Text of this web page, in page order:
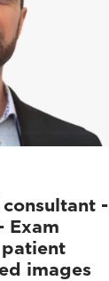
-
Exam
images